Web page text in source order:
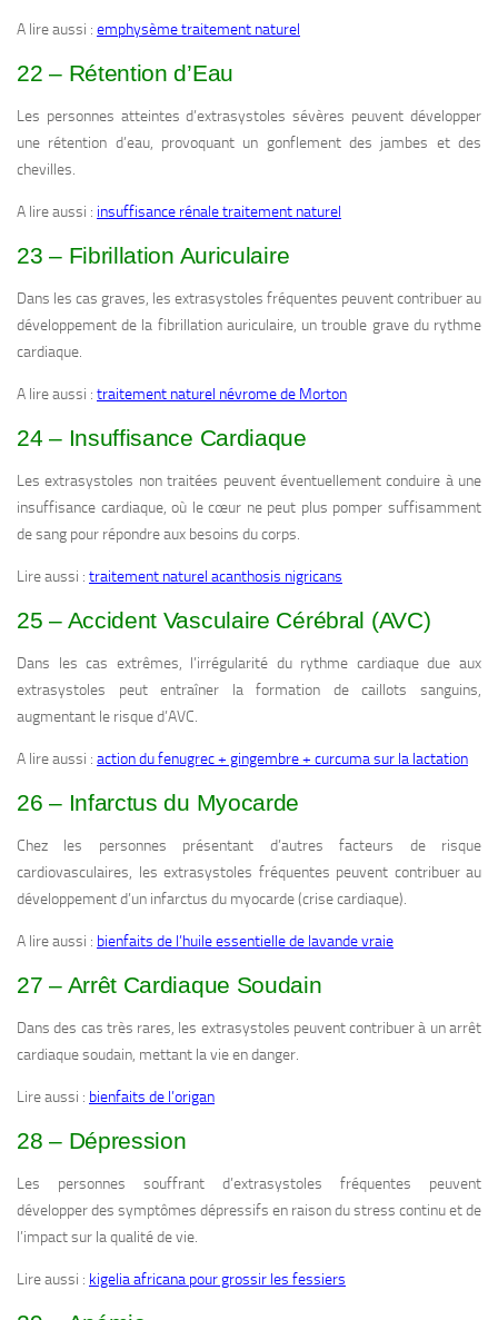
A lire aussi : emphysème traitement naturel
22 – Rétention d’Eau
Les personnes atteintes d’extrasystoles sévères peuvent développer
une rétention d’eau, provoquant un gonflement des jambes et des
chevilles.
A lire aussi : insuffisance rénale traitement naturel
23 – Fibrillation Auriculaire
Dans les cas graves, les extrasystoles fréquentes peuvent contribuer au
développement de la fibrillation auriculaire, un trouble grave du rythme
cardiaque.
A lire aussi : traitement naturel névrome de Morton
24 – Insuffisance Cardiaque
Les extrasystoles non traitées peuvent éventuellement conduire à une
insuffisance cardiaque, où le cœur ne peut plus pomper suffisamment
de sang pour répondre aux besoins du corps.
Lire aussi : traitement naturel acanthosis nigricans
25 – Accident Vasculaire Cérébral (AVC)
Dans les cas extrêmes, l’irrégularité du rythme cardiaque due aux
extrasystoles peut entraîner la formation de caillots sanguins,
augmentant le risque d’AVC.
A lire aussi : action du fenugrec + gingembre + curcuma sur la lactation
26 – Infarctus du Myocarde
Chez les personnes présentant d’autres facteurs de risque
cardiovasculaires, les extrasystoles fréquentes peuvent contribuer au
développement d’un infarctus du myocarde (crise cardiaque).
A lire aussi : bienfaits de l’huile essentielle de lavande vraie
27 – Arrêt Cardiaque Soudain
Dans des cas très rares, les extrasystoles peuvent contribuer à un arrêt
cardiaque soudain, mettant la vie en danger.
Lire aussi : bienfaits de l’origan
28 – Dépression
Les personnes souffrant d’extrasystoles fréquentes peuvent
développer des symptômes dépressifs en raison du stress continu et de
l’impact sur la qualité de vie.
Lire aussi : kigelia africana pour grossir les fessiers